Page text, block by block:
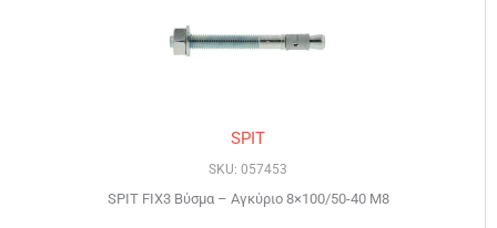
SPIT
SKU: 057453
SPIT FIX3 Βύσμα – Αγκύριο 8×100/50-40 Μ8